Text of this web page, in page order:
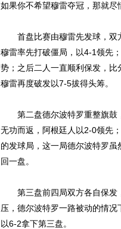
如果你不希望穆雷夺冠，那就尽
首盘比赛由穆雷先发球，双
穆雷率先打破僵局，以4-1领先
势；之后二人一直顺利保发，比
穆雷再度破发以7-5拔得头筹。
第二盘德尔波特罗重整旗鼓
无功而返，阿根廷人以2-0领先
的发球局，这一局德尔波特罗
回一盘。
第三盘前四局双方各自保发
压，德尔波特罗一路被动的情况
以6-2拿下第三盘。